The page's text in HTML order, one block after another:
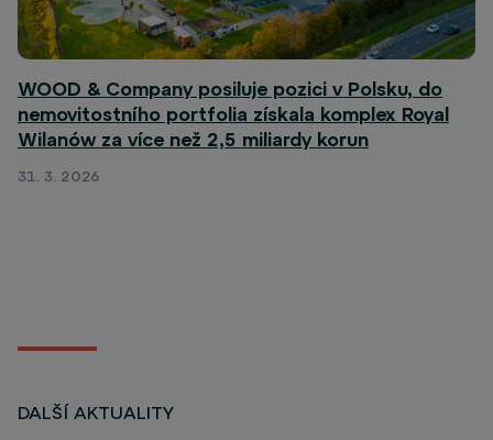
WOOD & Company posiluje pozici v Polsku, do
nemovitostního portfolia získala komplex Royal
Wilanów za více než 2,5 miliardy korun
31. 3. 2026
DALŠÍ AKTUALITY